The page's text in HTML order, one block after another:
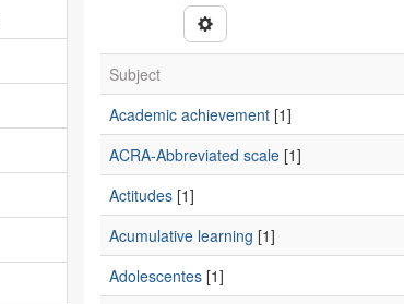
Subject
Academic achievement[1]
ACRA-Abbreviated scale[1]
Actitudes[1]
Acumulative learning [1]
Adolescentes[1]